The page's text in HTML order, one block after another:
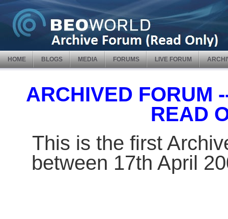
HOME BLOGS MEDIA FORUMS LIVE FORUM
ARCHIVED FORUM
READ
This is the first
between 17th April